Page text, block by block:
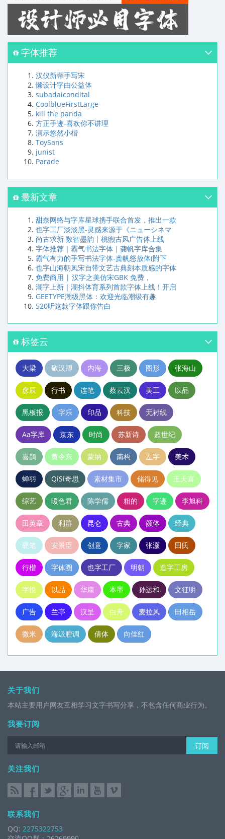
字体推荐
汉仪新蒂手写宋
懒设计字由公益体
subadaicondital
CoolblueFirstLarge
kill the panda
方正手迹-喜欢你不讲理
演示悠然小楷
ToySans
junist
Parade
最新文章
甜奈网络与字库星球携手联合首发，推出一款
也字工厂淡淡黑-灵感来源于《ニューシネマ
尚古求新 数智墨韵丨桃煦古风广告体上线
字体推荐｜霸气书法字体｜龚帆字库合集
霸气有力的手写书法字体-龚帆怒放体(附下
也字山海朝凤宋自带文艺古典刻本质感的字体
免费商用 | 汉字之美仿宋GBK 免费，
潮字上新｜潮抖体育系列首款字体上线！开启
GEETYPE潮级黑体：欢迎光临潮级有趣
520听这款字体跟你告白
标签云
大梁 敬汉卿 内海 三极 图形 张海山
彦辰 行书 连笔 蔡云汉 美工 以品
黑板报 字乐 印品 科技 无衬线
Aa字库 京东 时尚 苏新诗 超世纪
喜鹊 黄令东 蒙纳 南构 左字 美术
蝉羽 QiSi奇思 素材集市 储得见 王天喜
综艺 暖色君 陈学儒 粗的 字迹 李旭科
田英章 利群 昆仑 古典 颜体 经典
硬笔 安景臣 创意 字家 张灏 田氏
行楷 字体圈 也字工厂 明朝 造字工房
字悦 以品 华康 本墨 孙运和 文征明
广告 兰亭 汉呈 白舟 麦拉风 田相岳
微米 海派腔调 倩体 向佳红
关于我们
本站主要用户网友互相学习文字书写分享，不包含任何商业行为。
我要订阅
订阅
关注我们
联系我们
QQ: 2275322753